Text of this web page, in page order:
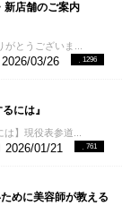
新店舗のご案内
とうございま...
1296
2026/03/26
には』
】現役表参道...
761
2026/01/21
めに美容師が教える